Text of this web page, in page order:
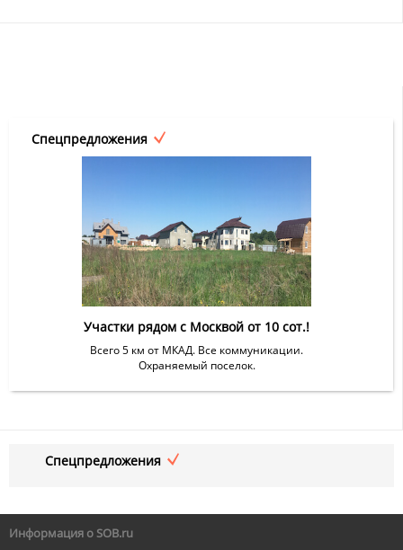
Спецпредложения
Участки рядом с Москвой от 10 сот.!
Всего 5 км от МКАД. Все коммуникации.
Охраняемый поселок.
Спецпредложения
Информация о SOB.ru